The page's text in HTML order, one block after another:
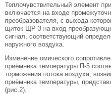
Теплочувствительный элемент
включается на входе
преобразователя, с выхода
щиток ЩР-3 на вход
сигнал, соответствующий
наружного воздуха.
Изменение омического
приёмника температуры П-5
торможения потока воздуха,
приёмника температуры,
(рис.2).